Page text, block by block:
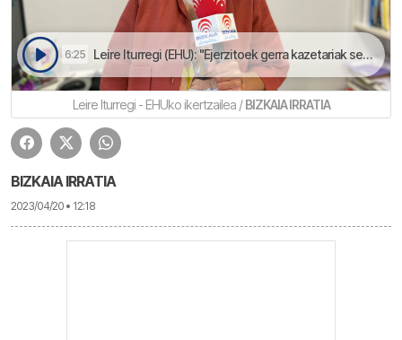
6:25 Leire Iturregi (EHU): "Ejerzitoek gerra kazetariak segurtasun arloan prestetan dabez" | Goizeko Izarretan
Leire Iturregi - EHUko ikertzailea /BIZKAIA IRRATIA
BIZKAIA IRRATIA
2023/04/20 • 12:18